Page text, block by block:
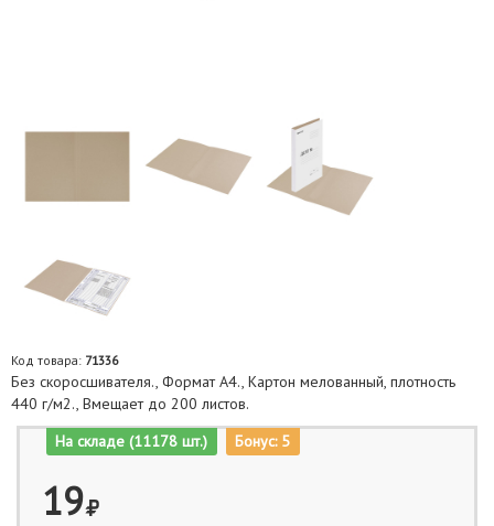
Код товара: 71336
Без скоросшивателя., Формат А4., Картон мелованный, плотность
440 г/м2., Вмещает до 200 листов.
На складе (11178 шт.)
Бонус: 5
19